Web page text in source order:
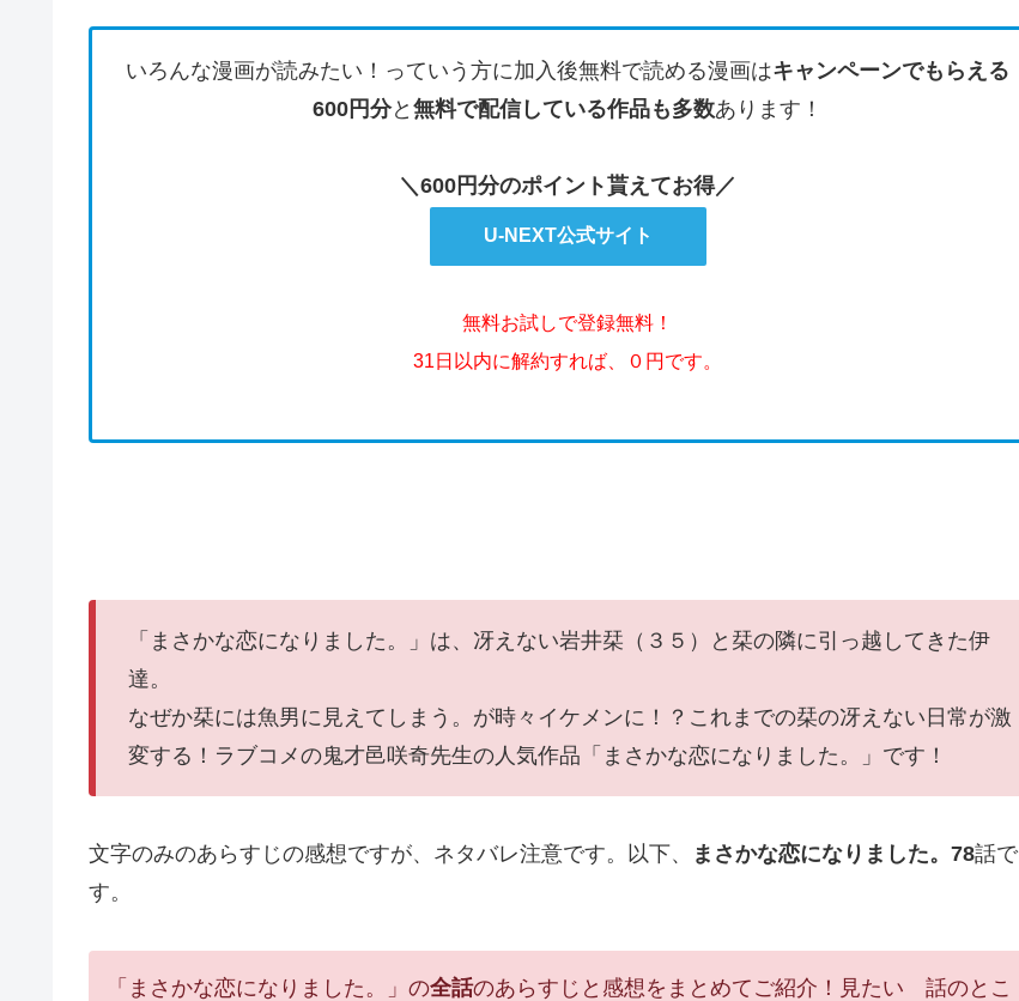
いろんな漫画が読みたい！っていう方に加入後無料で読める漫画はキャンペーンでもらえる
600円分と 無料で配信している作品も多数あります！
＼600円分のポイント貰えてお得／
U-NEXT公式サイト
無料お試しで登録無料！
31日以内に解約すれば、０円です。
「まさかな恋になりました。」は、冴えない岩井栞（３５）と栞の隣に引っ越してきた伊
達。
なぜか栞には魚男に見えてしまう。が時々イケメンに！？これまでの栞の冴えない日常が激
変する！ラブコメの鬼才邑咲奇先生の人気作品「まさかな恋になりました。」です！
文字のみのあらすじの感想ですが、ネタバレ注意です。以下、 まさかな恋になりました。78話で
す。
「まさかな恋になりました。」の全話のあらすじと感想をまとめてご紹介！見たい 話のとこ